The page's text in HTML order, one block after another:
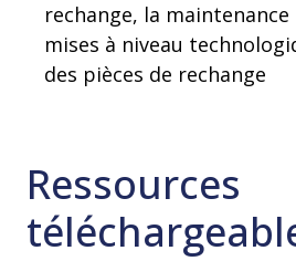
rechange, la
mises à niveau
des pièces de rechange
Ressources